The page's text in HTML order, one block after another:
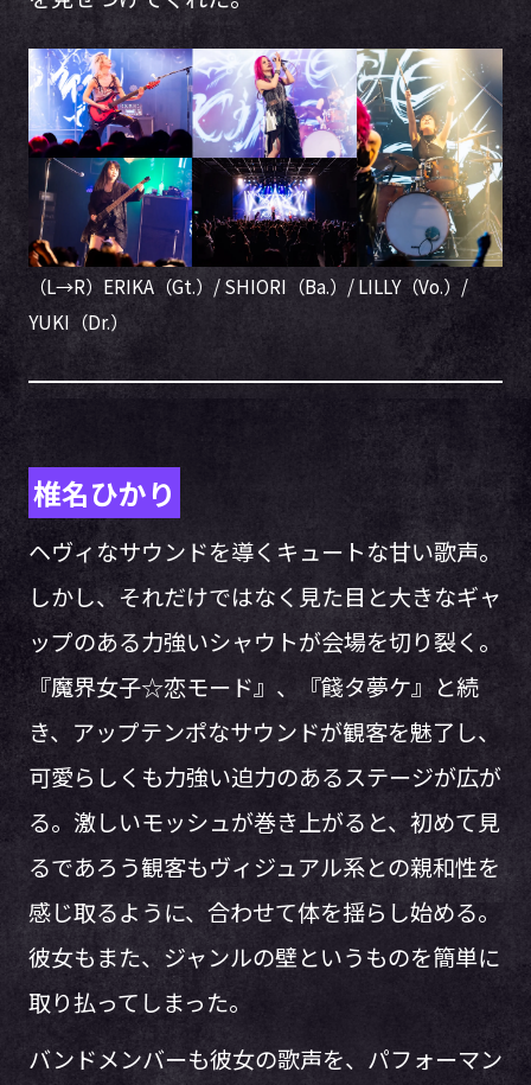
（L→R）ERIKA（Gt.）/ SHIORI（Ba.）/ LILLY（Vo.）/
YUKI（Dr.）
椎名ひかり
ヘヴィなサウンドを導くキュートな甘い歌声。
しかし、それだけではなく見た目と大きなギャ
ップのある力強いシャウトが会場を切り裂く。
『魔界女子☆恋モード』、『餞タ夢ケ』と続
き、アップテンポなサウンドが観客を魅了し、
可愛らしくも力強い迫力のあるステージが広が
る。激しいモッシュが巻き上がると、初めて見
るであろう観客もヴィジュアル系との親和性を
感じ取るように、合わせて体を揺らし始める。
彼女もまた、ジャンルの壁というものを簡単に
取り払ってしまった。
バンドメンバーも彼女の歌声を、パフォーマン